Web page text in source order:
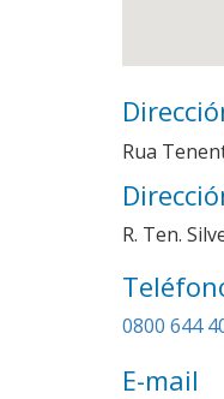
Rua
R. Ten.
0800 644
E-mail
Imagen